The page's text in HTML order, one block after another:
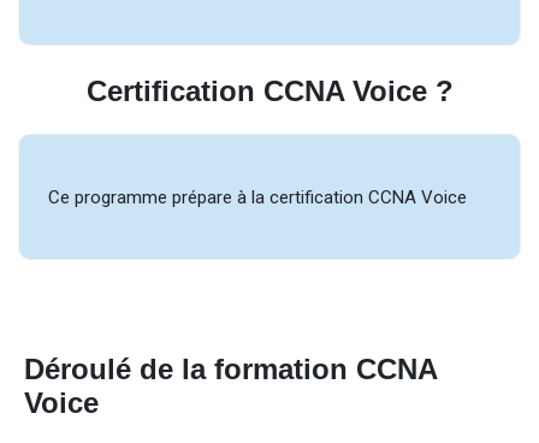
Certification CCNA Voice ?
Ce programme prépare à la certification CCNA Voice
Déroulé de la formation CCNA
Voice